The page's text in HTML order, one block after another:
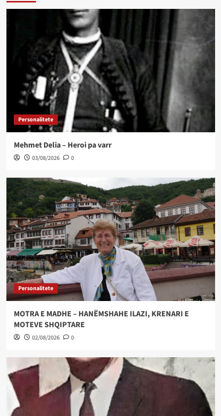
Personalitete
Mehmet Delia – Heroi pa varr
03/08/2026 0
Personalitete
MOTRA E MADHE – HANËMSHAHE ILAZI, KRENARI E
MOTEVE SHQIPTARE
02/08/2026 0